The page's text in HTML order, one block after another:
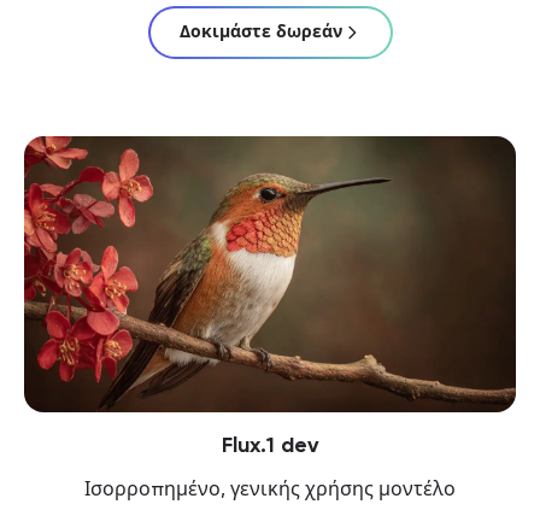
Δοκιμάστε δωρεάν
Flux.1 dev
Ισορροπημένο, γενικής χρήσης μοντέλο